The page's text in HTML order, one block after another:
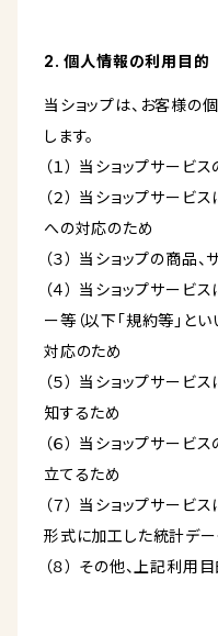
2. 個人情報の利用目的
当ショップは、お客様の
します。
（１） 当ショップサービ
（２） 当ショップサービ
への対応のため
（３） 当ショップの商品
（４） 当ショップサービ
ー等（以下「規約等」と
対応のため
（５） 当ショップサー
知するため
（６） 当ショップサービ
立てるため
（７） 当ショップサービ
形式に加工した統計デ
（８） その他、上記利用